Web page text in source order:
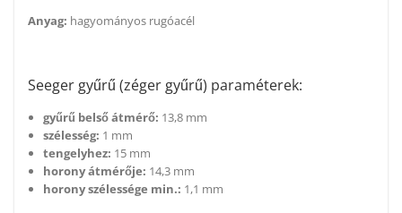
Anyag: hagyományos rugóacél
Seeger gyűrű (zéger gyűrű) paraméterek:
gyűrű belső átmérő: 13,8 mm
szélesség: 1 mm
tengelyhez: 15 mm
horony átmérője: 14,3 mm
horony szélessége min.: 1,1 mm